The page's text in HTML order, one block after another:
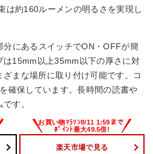
は約160ルーメンの明るさを実現し
分にあるスイッチでON・OFFが簡
は15mm以上35mm以下の厚さに対
まな場所に取り付け可能です。コ
確保しています。長時間の読書や
す。
楽天市場で見る